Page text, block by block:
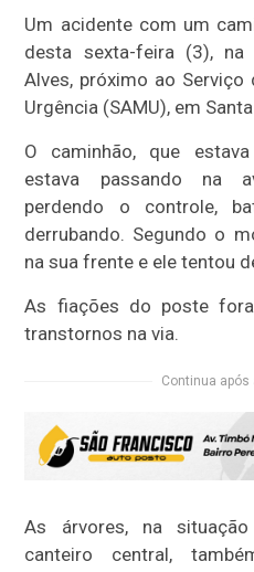
Um acidente com um
desta sexta-feira (3), na
Alves, próximo ao
Urgência (SAMU), em
O caminhão, que
estava passando na
perdendo o controle,
derrubando. Segundo o
na sua frente e ele tentou
As fiações do poste
transtornos na via.
Continua após
As árvores, na
canteiro central,